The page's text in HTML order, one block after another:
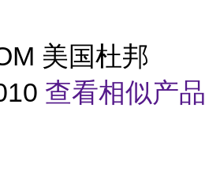
美国杜邦
查看相似产品